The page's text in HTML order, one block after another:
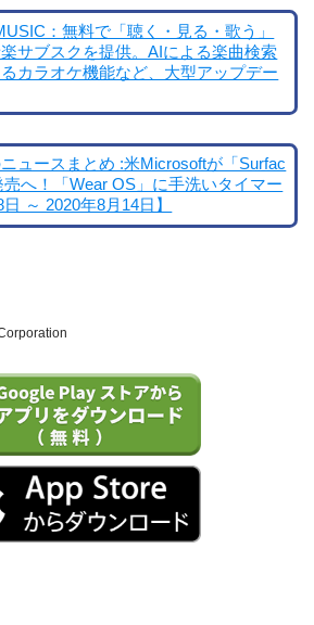
：無料で「聴く・見る・歌う」
サブスクを提供。AIによる楽曲検索
カラオケ機能など、大型アップデー
ュースまとめ :米Microsoftが「Surfac
へ！「Wear OS」に手洗いタイマー
～ 2020年8月14日】